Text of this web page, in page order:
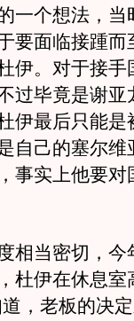
一个想法，当
要面临接踵而
伊。对于接手
过毕竟是谢亚
伊最后只能是
自己的塞尔维
事实上他要对
当密切，今
杜伊在休息室
，老板的决